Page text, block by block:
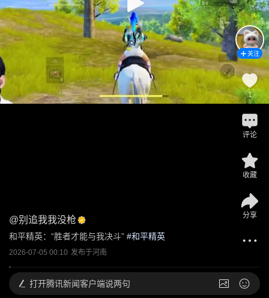
@别追我我没枪
和平精英：“胜者才能与我决斗” #和平精英
2026-07-05 00:10 发布于河南
关注
1
评论
收藏
分享
打开腾讯新闻客户端说两句